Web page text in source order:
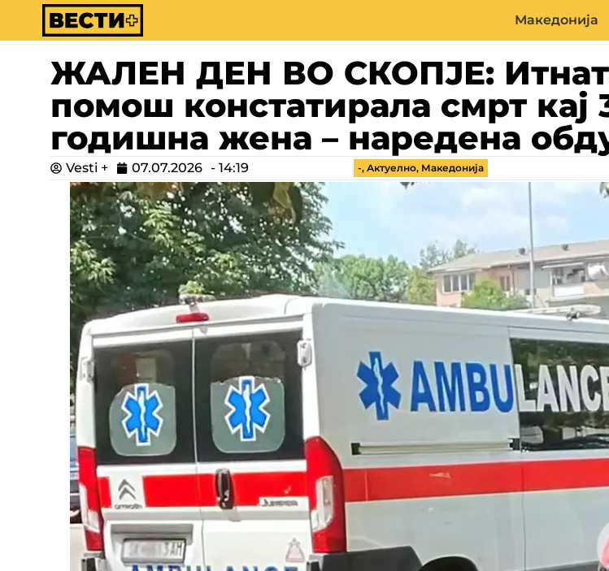
Македонија
ЖАЛЕН ДЕН ВО СКОПЈЕ:
помош констатирала смрт кај
годишна жена – наредена
Vesti + 07.07.2026 - 14:19 -, Актуелно, Македонија